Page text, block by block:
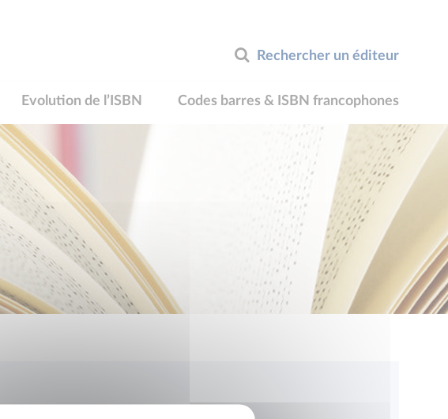
Rechercher un éditeur
Evolution de l’ISBN Codes barres & ISBN francophones